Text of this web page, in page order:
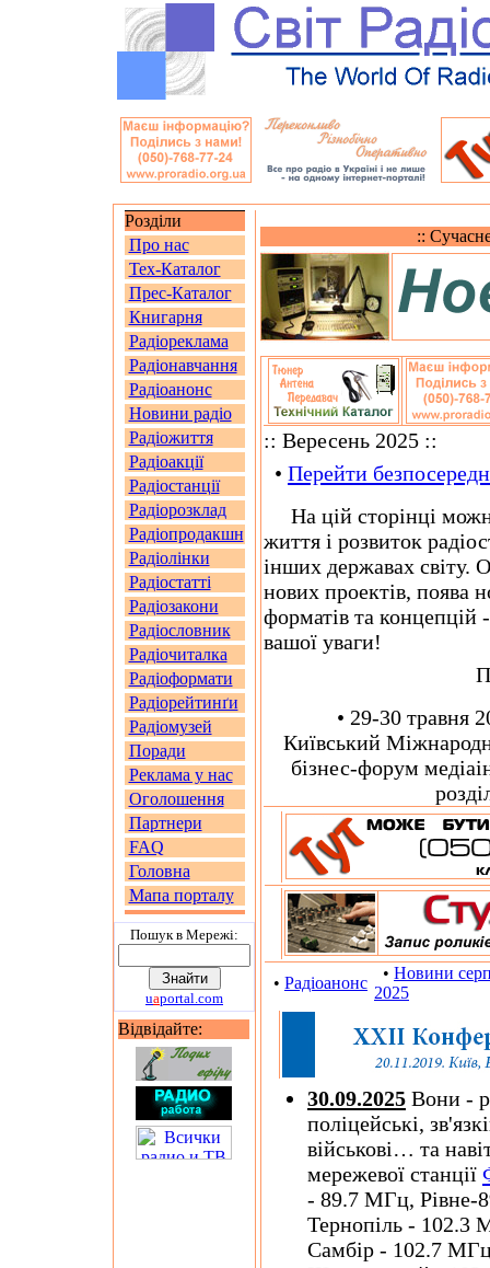
Розділи
Про нас
Тех-Каталог
Прес-Каталог
Книгарня
Радіореклама
Радіонавчання
Радіоанонс
Новини радіо
Радіожиття
Радіоакції
Радіостанції
Радіорозклад
Радіопродакшн
Радіолінки
Радіостатті
Радіозакони
Радіословник
Радіочиталка
Радіоформати
Радіорейтинґи
Радіомузей
Поради
Реклама у нас
Оголошення
Партнери
FAQ
Головна
Мапа порталу
Пошук в Мережi:
uaportal.com
Відвідайте:
::
:: Вересень 2025 ::
• Перейти
На цій сторінці
життя і розвиток
інших державах світу.
нових проектів, поява
форматів та концепцій
вашої уваги!
• 29-30 травня
Київський
бізнес-форум
• Радіоанонс
• Новини
2025
30.09.2025 Вони -
поліцейські,
військові… та
мережевої станції
- 89.7 МГц,
Тернопіль - 102.3
Самбір - 102.7